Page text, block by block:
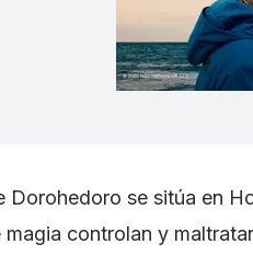
Dorohedoro se sitúa en
magia controlan y